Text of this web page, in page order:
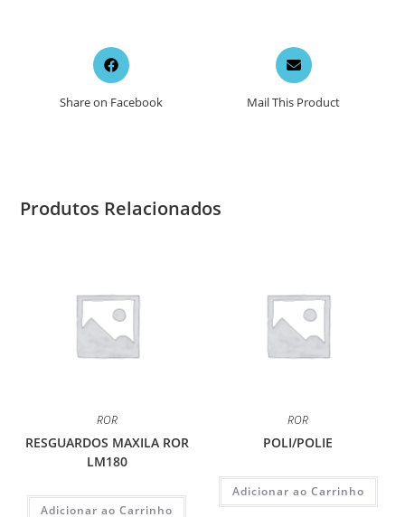
Opens
in
new
Share on Facebook
Opens
in
a
new
Mail This Product
Produtos Relacionados
ROR
RESGUARDOS MAXILA ROR
LM180
Adicionar ao Carrinho
ROR
POLI/POLIE
Adicionar ao Carrinho